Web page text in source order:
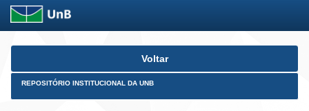
Skip
Voltar
REPOSITÓRIO INSTITUCIONAL DA UNB